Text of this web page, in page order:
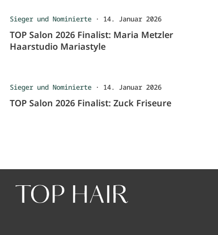
Sieger und Nominierte · 14. Januar 2026
TOP Salon 2026 Finalist: Maria Metzler
Haarstudio Mariastyle
Sieger und Nominierte · 14. Januar 2026
TOP Salon 2026 Finalist: Zuck Friseure